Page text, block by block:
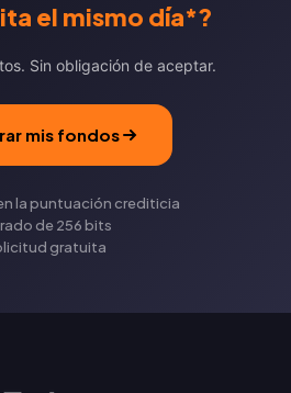
el mismo día*?
Sin obligación de aceptar.
mis fondos
la puntuación crediticia
de 256 bits
gratuita